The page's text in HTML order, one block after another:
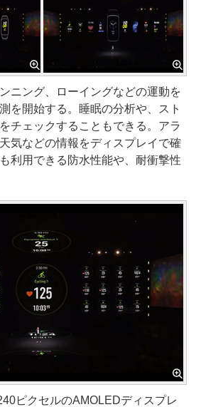
ニング、ローイングなどの運動を
を開始する。睡眠の分析や、スト
チェックすることもできる。アラ
気などの情報をディスプレイで確
利用できる防水性能や、耐衝撃性
ピクセルのAMOLEDディスプレ